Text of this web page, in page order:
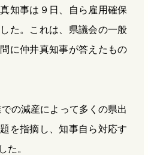
知事は９日、自ら雇用確保
た。これは、県議会の一般
に仲井真知事が答えたもの
の減産によって多くの県出
を指摘し、知事自ら対応す
た。